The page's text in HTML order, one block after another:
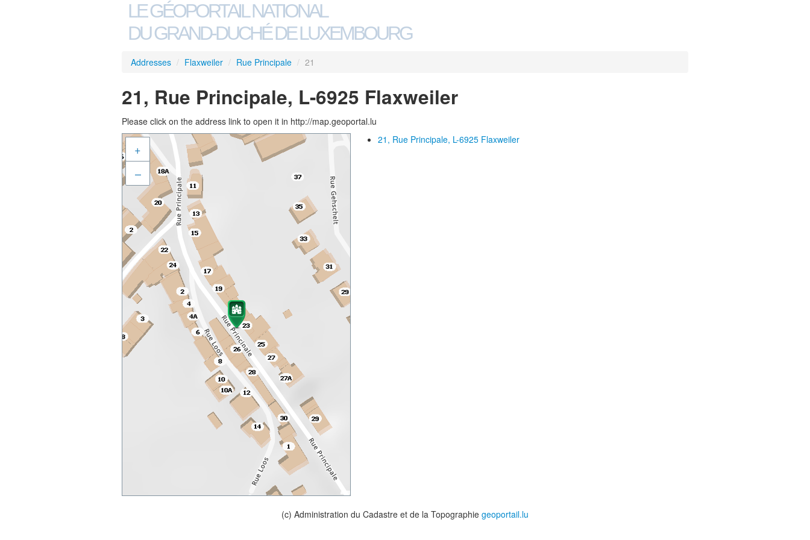
LE GÉOPORTAIL NATIONAL
DU GRAND-DUCHÉ DE LUXEMBOURG
Addresses / Flaxweiler / Rue Principale / 21
21, Rue Principale, L-6925 Flaxweiler
Please click on the address link to open it in http://map.geoportal.lu
+
–
21, Rue Principale, L-6925 Flaxweiler
(c) Administration du Cadastre et de la Topographie geoportail.lu